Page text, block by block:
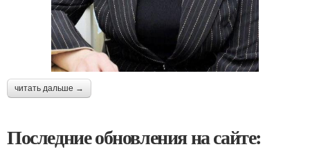
читать дальше →
Последние обновления на сайте: